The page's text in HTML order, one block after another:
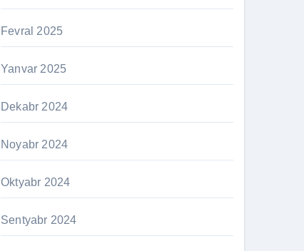
Fevral 2025
Yanvar 2025
Dekabr 2024
Noyabr 2024
Oktyabr 2024
Sentyabr 2024